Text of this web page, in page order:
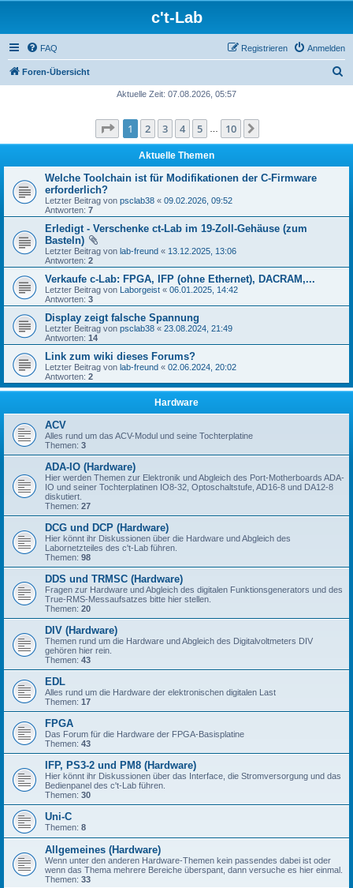
c't-Lab
FAQ Anmelden
Registrieren
Foren-Übersicht
e
Aktuelle Zeit: 07.08.2026, 05:57
Seite 1von 10
1 2 3 4 5 10
Aktuelle Themen
Welche Toolchain ist für Modifikationen der C-Firmware
erforderlich?
Letzter Beitrag von psclab38 « 09.02.2026, 09:52
Antworten: 7
Erledigt - Verschenke ct-Lab im 19-Zoll-Gehäuse (zum
Basteln)
Letzter Beitrag von lab-freund « 13.12.2025, 13:06
Antworten: 2
Verkaufe c-Lab: FPGA, IFP (ohne Ethernet), DACRAM,...
Letzter Beitrag von Laborgeist « 06.01.2025, 14:42
Antworten: 3
Display zeigt falsche Spannung
Letzter Beitrag von psclab38 « 23.08.2024, 21:49
Antworten: 14
Link zum wiki dieses Forums?
Letzter Beitrag von lab-freund « 02.06.2024, 20:02
Antworten: 2
Hardware
ACV
Alles rund um das ACV-Modul und seine Tochterplatine
Themen: 3
ADA-IO (Hardware)
Hier werden Themen zur Elektronik und Abgleich des Port-Motherboards ADA-
IO und seiner Tochterplatinen IO8-32, Optoschaltstufe, AD16-8 und DA12-8
diskutiert.
Themen: 27
DCG und DCP (Hardware)
Hier könnt ihr Diskussionen über die Hardware und Abgleich des
Labornetzteiles des c't-Lab führen.
Themen: 98
DDS und TRMSC (Hardware)
Fragen zur Hardware und Abgleich des digitalen Funktionsgenerators und des
True-RMS-Messaufsatzes bitte hier stellen.
Themen: 20
DIV (Hardware)
Themen rund um die Hardware und Abgleich des Digitalvoltmeters DIV
gehören hier rein.
Themen: 43
EDL
Alles rund um die Hardware der elektronischen digitalen Last
Themen: 17
FPGA
Das Forum für die Hardware der FPGA-Basisplatine
Themen: 43
IFP, PS3-2 und PM8 (Hardware)
Hier könnt ihr Diskussionen über das Interface, die Stromversorgung und das
Bedienpanel des c't-Lab führen.
Themen: 30
Uni-C
Themen: 8
Allgemeines (Hardware)
Wenn unter den anderen Hardware-Themen kein passendes dabei ist oder
wenn das Thema mehrere Bereiche überspant, dann versuche es hier einmal.
Themen: 33